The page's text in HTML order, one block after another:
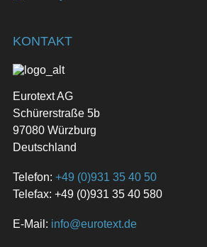
KONTAKT
Eurotext AG
Schürerstraße 5b
97080 Würzburg
Deutschland
Telefon: +49 (0)931 35 40 50
Telefax: +49 (0)931 35 40 580
E-Mail: info@eurotext.de